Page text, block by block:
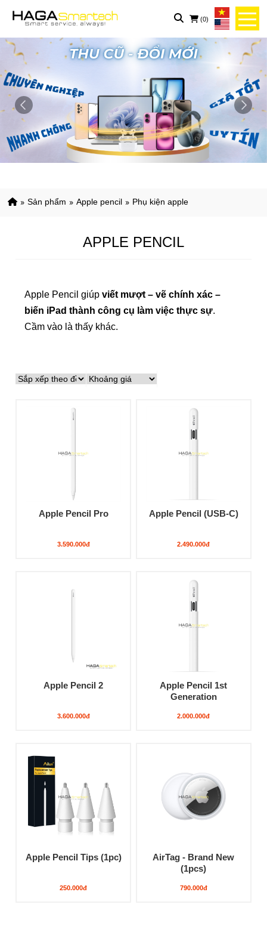
(0)
sản phẩm apple pencil phụ kiện apple
APPLE PENCIL
Apple Pencil giúpviết mượt – vẽ chính xác –
biến iPad thành công cụ làm việc thực sự.
Cầm vào là thấy khác.
Apple Pencil Pro
3.590.000đ
Apple Pencil (USB-C)
2.490.000đ
Apple Pencil 2
3.600.000đ
Apple Pencil 1st
Generation
2.000.000đ
Apple Pencil Tips (1pc)
250.000đ
AirTag - Brand New
(1pcs)
790.000đ